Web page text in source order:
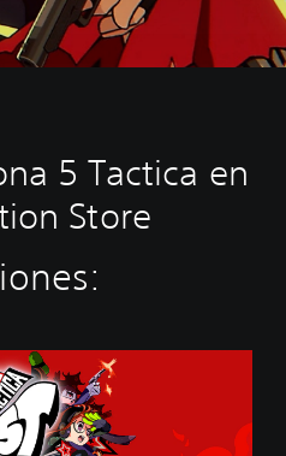
5 Tactica en
Store